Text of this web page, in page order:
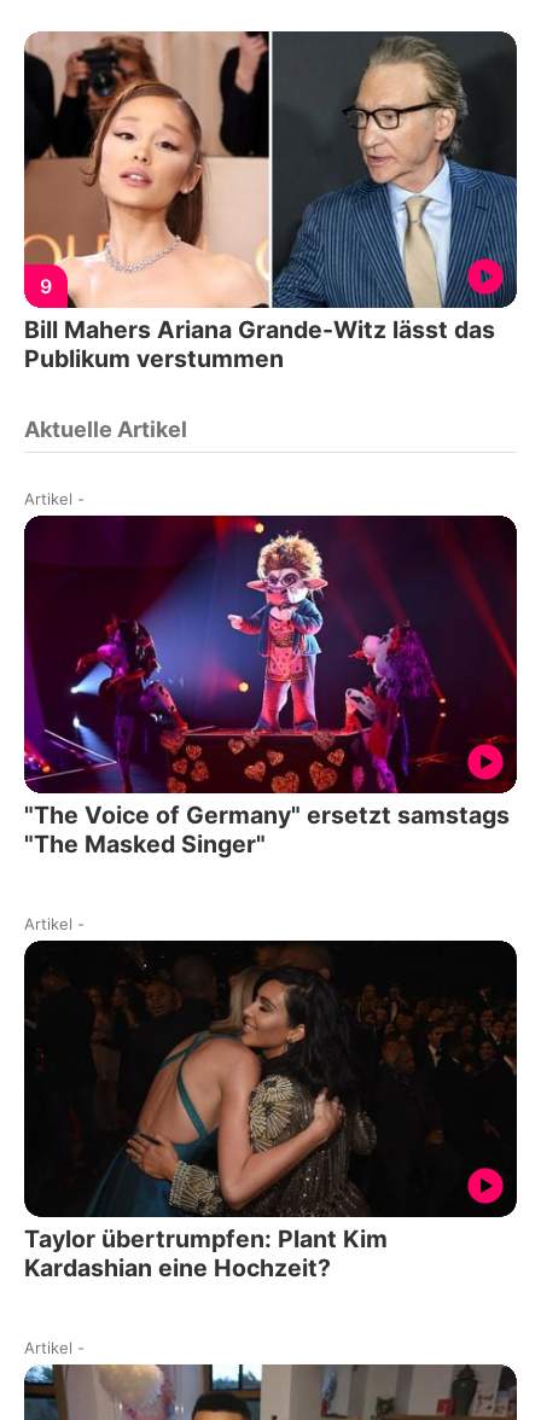
9
Bill Mahers Ariana Grande-Witz lässt das
Publikum verstummen
Aktuelle Artikel
Artikel -
"The Voice of Germany" ersetzt samstags
"The Masked Singer"
Artikel -
Taylor übertrumpfen: Plant Kim
Kardashian eine Hochzeit?
Artikel -